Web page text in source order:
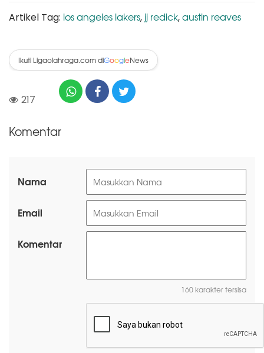
Artikel Tag: los angeles lakers, jj redick,austin reaves
Ikuti Ligaolahraga.com diGoogleNews
217
Komentar
Nama
Email
Komentar
160 karakter tersisa